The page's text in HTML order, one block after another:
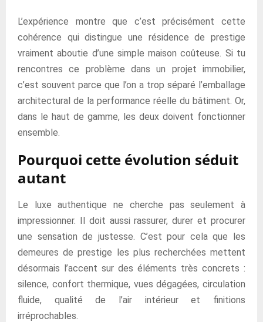
L’expérience montre que c’est précisément cette
cohérence qui distingue une résidence de prestige
vraiment aboutie d’une simple maison coûteuse. Si tu
rencontres ce problème dans un projet immobilier,
c’est souvent parce que l’on a trop séparé l’emballage
architectural de la performance réelle du bâtiment. Or,
dans le haut de gamme, les deux doivent fonctionner
ensemble.
Pourquoi cette évolution séduit
autant
Le luxe authentique ne cherche pas seulement à
impressionner. Il doit aussi rassurer, durer et procurer
une sensation de justesse. C’est pour cela que les
demeures de prestige les plus recherchées mettent
désormais l’accent sur des éléments très concrets :
silence, confort thermique, vues dégagées, circulation
fluide, qualité de l’air intérieur et finitions
irréprochables.